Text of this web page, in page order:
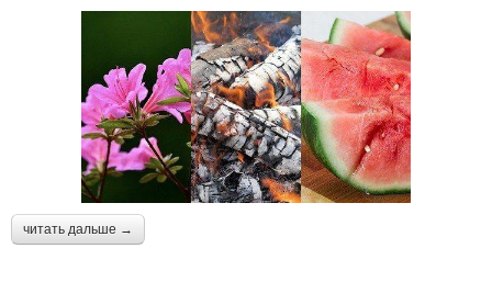
читать дальше →